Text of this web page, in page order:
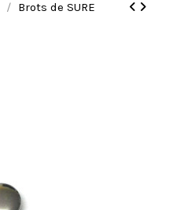
Brots de SURE